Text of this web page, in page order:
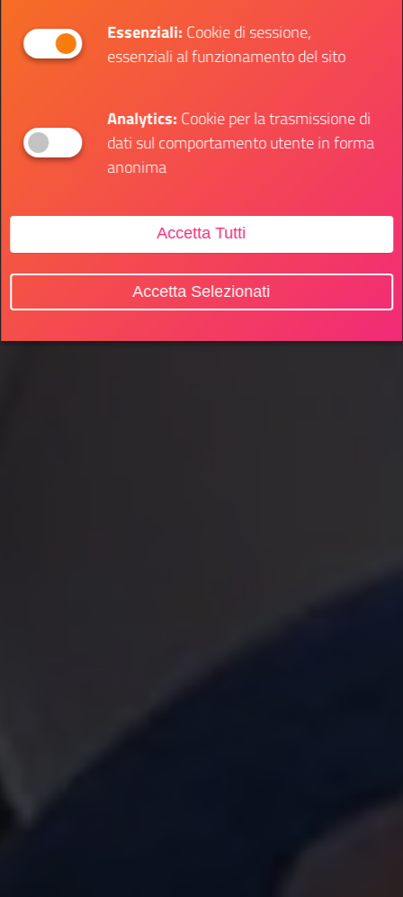
Essenziali:Cookie di sessione,
essenziali al funzionamento del sito
Analytics:Cookie per la trasmissione di
dati sul comportamento utente in forma
anonima
Accetta Tutti
Accetta Selezionati